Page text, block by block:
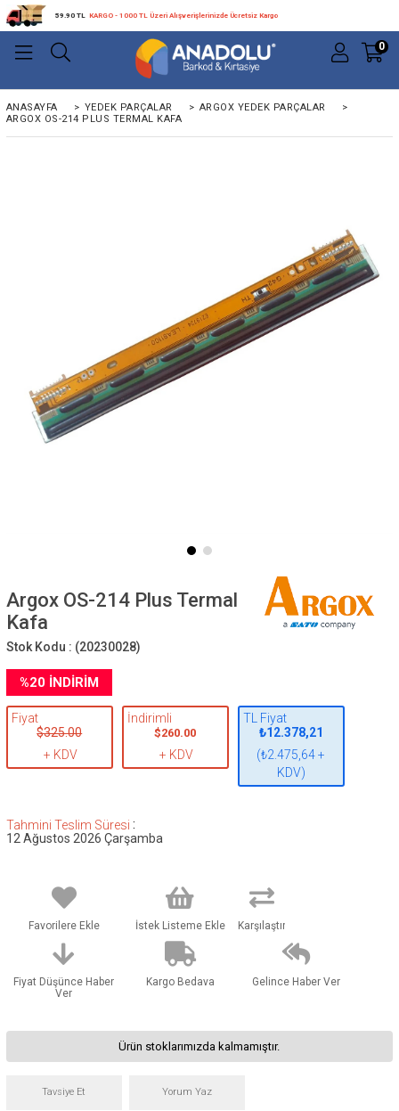
59.90 TL KARGO - 1000 TL Üzeri Alışverişlerinizde Ücretsiz Kargo
0
ANASAYFA > YEDEK PARÇALAR > ARGOX YEDEK PARÇALAR
>
ARGOX OS-214 PLUS TERMAL KAFA
Argox OS-214 Plus Termal
Kafa
Stok Kodu : (20230028)
%20İNDIRIM
Fiyat
$325.00
+ KDV
İndirimli
$260.00
+ KDV
TL Fiyat
₺12.378,21
(₺2.475,64 +
KDV)
Tahmini Teslim Süresi :
12 Ağustos 2026 Çarşamba
Favorilere Ekle İstek Listeme Ekle Karşılaştır
Fiyat Düşünce Haber
Ver
Kargo Bedava Gelince Haber Ver
Ürün stoklarımızda kalmamıştır.
Tavsiye Et Yorum Yaz